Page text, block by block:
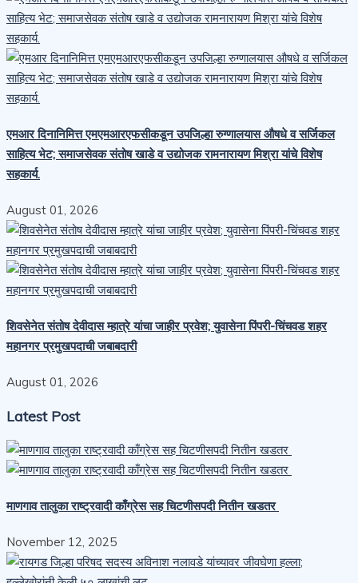
एमआर दिनानिमित्त एमएमआरएफसीकडून उपजिल्हा रुग्णालयास औषधे व सर्जिकल
साहित्य भेट; समाजसेवक संतोष खाडे व उद्योजक रामनारायण मिश्रा यांचे विशेष
सहकार्य.
August 01, 2026
शिवसेनेत संतोष देवीदास म्हात्रे यांचा जाहीर प्रवेश; युवासेना पिंपरी-चिंचवड शहर
महानगर प्रमुखपदाची जबाबदारी
August 01, 2026
Latest Post
माणगाव तालुका राष्ट्रवादी काँग्रेस सह चिटणीसपदी नितीन खडतर
November 12, 2025